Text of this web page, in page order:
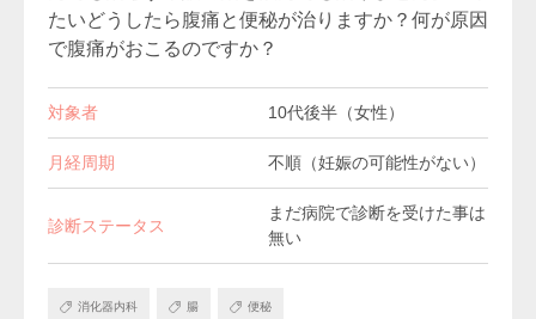
たいどうしたら腹痛と便秘が治りますか？何が原因
で腹痛がおこるのですか？
対象者 10代後半（女性）
月経周期 不順（妊娠の可能性がない）
診断ステータス
まだ病院で診断を受けた事は
無い
消化器内科 腸 便秘